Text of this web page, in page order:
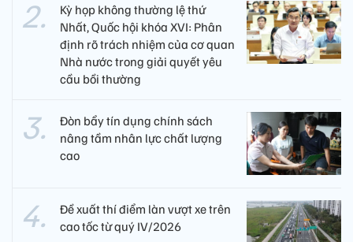
Kỳ họp không thường lệ thứ
Nhất, Quốc hội khóa XVI: Phân
định rõ trách nhiệm của cơ quan
Nhà nước trong giải quyết yêu
cầu bồi thường
Đòn bẩy tín dụng chính sách
nâng tầm nhân lực chất lượng
cao
Đề xuất thí điểm làn vượt xe trên
cao tốc từ quý IV/2026